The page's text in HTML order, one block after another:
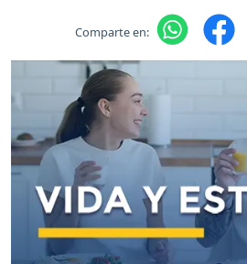
Comparte en: